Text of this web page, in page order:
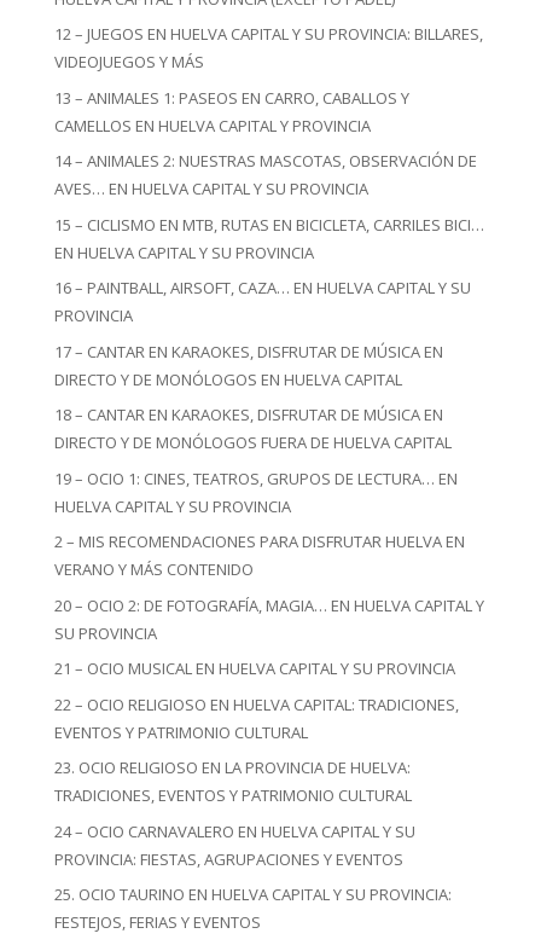
12 – JUEGOS EN HUELVA CAPITAL Y SU PROVINCIA: BILLARES,
VIDEOJUEGOS Y MÁS
13 – ANIMALES 1: PASEOS EN CARRO, CABALLOS Y
CAMELLOS EN HUELVA CAPITAL Y PROVINCIA
14 – ANIMALES 2: NUESTRAS MASCOTAS, OBSERVACIÓN DE
AVES… EN HUELVA CAPITAL Y SU PROVINCIA
15 – CICLISMO EN MTB, RUTAS EN BICICLETA, CARRILES BICI…
EN HUELVA CAPITAL Y SU PROVINCIA
16 – PAINTBALL, AIRSOFT, CAZA… EN HUELVA CAPITAL Y SU
PROVINCIA
17 – CANTAR EN KARAOKES, DISFRUTAR DE MÚSICA EN
DIRECTO Y DE MONÓLOGOS EN HUELVA CAPITAL
18 – CANTAR EN KARAOKES, DISFRUTAR DE MÚSICA EN
DIRECTO Y DE MONÓLOGOS FUERA DE HUELVA CAPITAL
19 – OCIO 1: CINES, TEATROS, GRUPOS DE LECTURA… EN
HUELVA CAPITAL Y SU PROVINCIA
2 – MIS RECOMENDACIONES PARA DISFRUTAR HUELVA EN
VERANO Y MÁS CONTENIDO
20 – OCIO 2: DE FOTOGRAFÍA, MAGIA… EN HUELVA CAPITAL Y
SU PROVINCIA
21 – OCIO MUSICAL EN HUELVA CAPITAL Y SU PROVINCIA
22 – OCIO RELIGIOSO EN HUELVA CAPITAL: TRADICIONES,
EVENTOS Y PATRIMONIO CULTURAL
23. OCIO RELIGIOSO EN LA PROVINCIA DE HUELVA:
TRADICIONES, EVENTOS Y PATRIMONIO CULTURAL
24 – OCIO CARNAVALERO EN HUELVA CAPITAL Y SU
PROVINCIA: FIESTAS, AGRUPACIONES Y EVENTOS
25. OCIO TAURINO EN HUELVA CAPITAL Y SU PROVINCIA:
FESTEJOS, FERIAS Y EVENTOS